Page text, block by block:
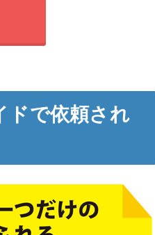
ドで依頼され